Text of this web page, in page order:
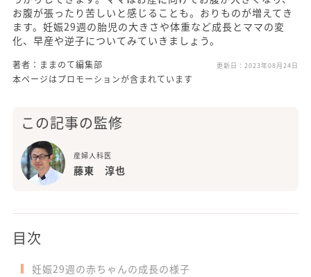
お腹が張ったり苦しいと感じることも。おりものが増えてき
ます。妊娠29週の胎児の大きさや体重など成長とママの変
化、早産や逆子についてみていきましょう。
著者：ままのて編集部 更新日： 2023年08月24日
本ページはプロモーションが含まれています
この記事の監修
産婦人科医
藤東 淳也
目次
妊娠29週の赤ちゃんの成長の様子